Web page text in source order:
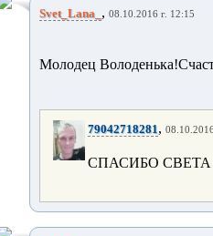
Svet_Lana_ , 08.10.2016 г. 12:15
Молодец
79042718281,
СПАСИБО